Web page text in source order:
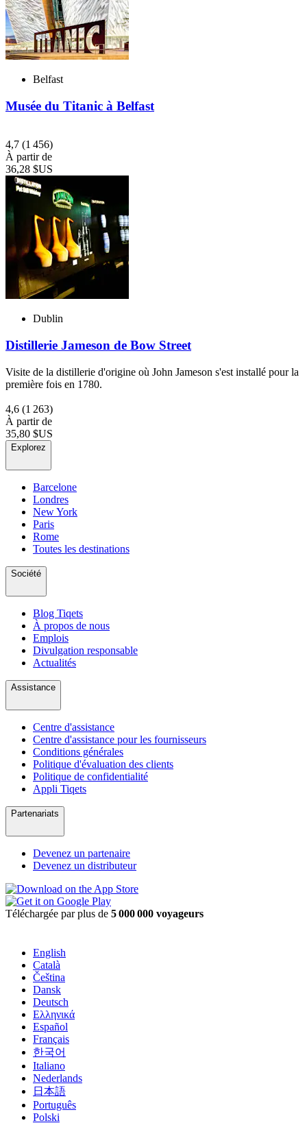
Belfast
Musée du Titanic à Belfast
4,7 (1 456)
À partir de
36,28 $US
Dublin
Distillerie Jameson de Bow Street
Visite de la distillerie d'origine où John Jameson s'est installé pour la
première fois en 1780.
4,6 (1 263)
À partir de
35,80 $US
Explorez
Barcelone
Londres
New York
Paris
Rome
Toutes les destinations
Société
Blog Tiqets
À propos de nous
Emplois
Divulgation responsable
Actualités
Assistance
Centre d'assistance
Centre d'assistance pour les fournisseurs
Conditions générales
Politique d'évaluation des clients
Politique de confidentialité
Appli Tiqets
Partenariats
Devenez un partenaire
Devenez un distributeur
Téléchargée par plus de 5 000 000 voyageurs
English
Català
Čeština
Dansk
Deutsch
Ελληνικά
Español
Français
한국어
Italiano
Nederlands
日本語
Português
Polski